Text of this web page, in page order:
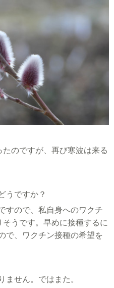
のですが、再び寒波は来る
うですか？
すので、私自身へのワクチ
そうです。早めに接種するに
で、ワクチン接種の希望を
ません。ではまた。